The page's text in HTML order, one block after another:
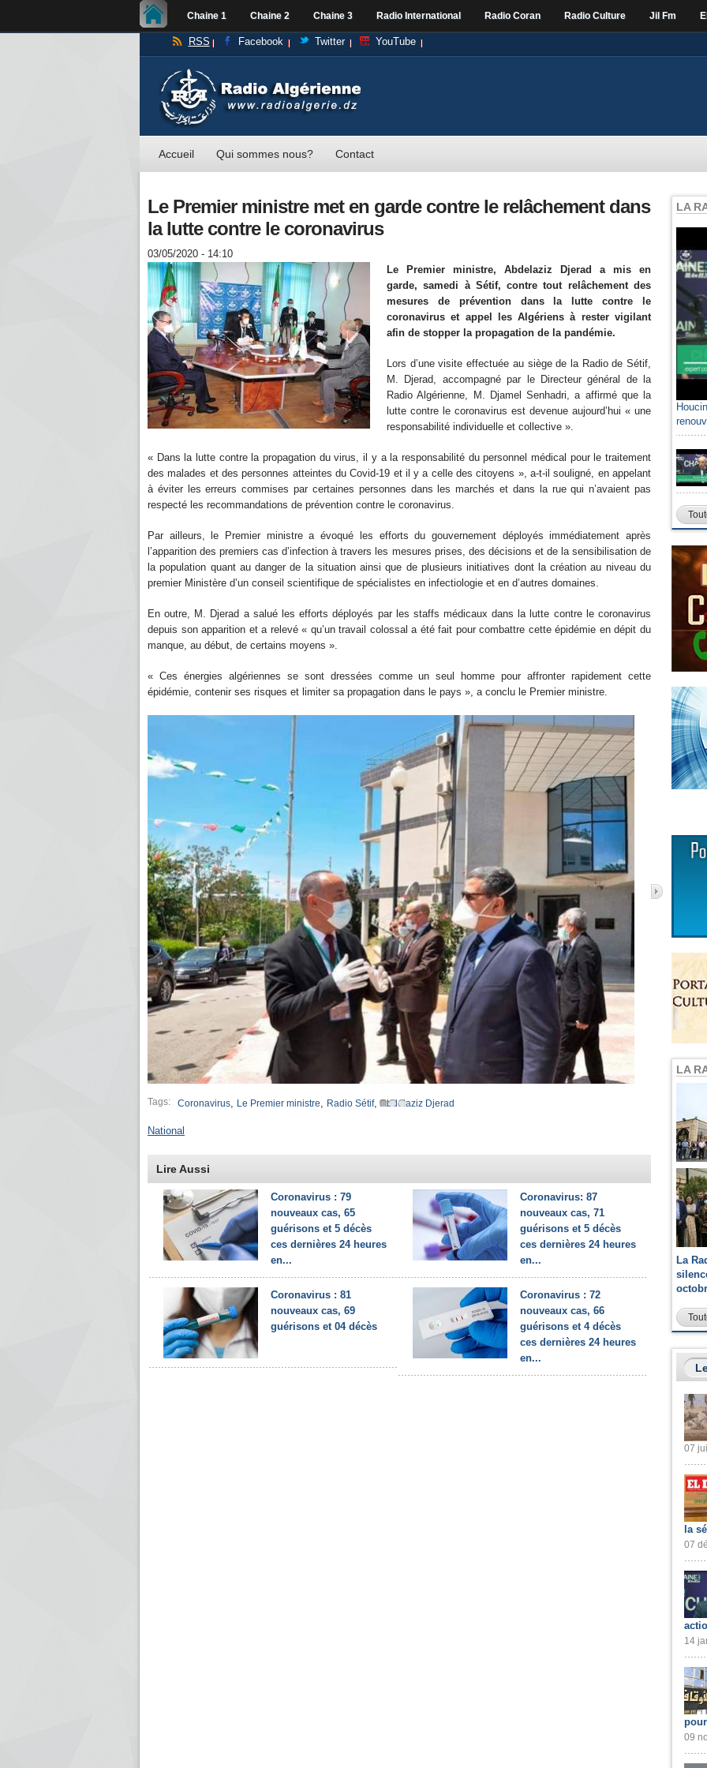
Chaine 1 Chaine 2 Chaine 3 Radio International Radio Coran Radio Culture Jil Fm
RSS Facebook Twitter YouTube
Accueil Qui sommes nous? Contact
Le Premier ministre met en garde contre le relâchement dans
la lutte contre le coronavirus
03/05/2020 - 14:10
Le Premier ministre, Abdelaziz Djerad a mis en
garde, samedi à Sétif, contre tout relâchement des
mesures de prévention dans la lutte contre le
coronavirus et appel les Algériens à rester vigilant
afin de stopper la propagation de la pandémie.
Lors d’une visite effectuée au siège de la Radio de Sétif,
M. Djerad, accompagné par le Directeur général de la
Radio Algérienne, M. Djamel Senhadri, a affirmé que la
lutte contre le coronavirus est devenue aujourd’hui « une
responsabilité individuelle et collective ».
« Dans la lutte contre la propagation du virus, il y a la responsabilité du personnel médical pour le traitement
des malades et des personnes atteintes du Covid-19 et il y a celle des citoyens », a-t-il souligné, en appelant
à éviter les erreurs commises par certaines personnes dans les marchés et dans la rue qui n’avaient pas
respecté les recommandations de prévention contre le coronavirus.
Par ailleurs, le Premier ministre a évoqué les efforts du gouvernement déployés immédiatement après
l’apparition des premiers cas d’infection à travers les mesures prises, des décisions et de la sensibilisation de
la population quant au danger de la situation ainsi que de plusieurs initiatives dont la création au niveau du
premier Ministère d’un conseil scientifique de spécialistes en infectiologie et en d’autres domaines.
En outre, M. Djerad a salué les efforts déployés par les staffs médicaux dans la lutte contre le coronavirus
depuis son apparition et a relevé « qu’un travail colossal a été fait pour combattre cette épidémie en dépit du
manque, au début, de certains moyens ».
« Ces énergies algériennes se sont dressées comme un seul homme pour affronter rapidement cette
épidémie, contenir ses risques et limiter sa propagation dans le pays », a conclu le Premier ministre.
Tags: Coronavirus, Le Premier ministre, Radio Sétif,Abdelaziz Djerad
National
Lire Aussi
Coronavirus : 79
nouveaux cas, 65
guérisons et 5 décès
ces dernières 24 heures
en...
Coronavirus: 87
nouveaux cas, 71
guérisons et 5 décès
ces dernières 24 heures
en...
Coronavirus : 81
nouveaux cas, 69
guérisons et 04 décès
Coronavirus : 72
nouveaux cas, 66
guérisons et 4 décès
ces dernières 24 heures
en...
LA
Sami
LA
La
07
la
07
14
09